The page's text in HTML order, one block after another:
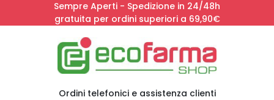
Sempre Aperti - Spedizione in 24/48h
gratuita per ordini superiori a 69,90€
Ordini telefonici e assistenza clienti